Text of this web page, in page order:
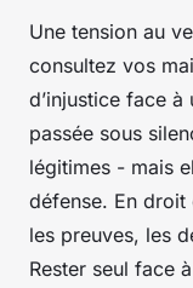
Une tension au
consultez vos
d’injustice face
passée sous
légitimes - mais
défense. En
les preuves, les
Rester seul face